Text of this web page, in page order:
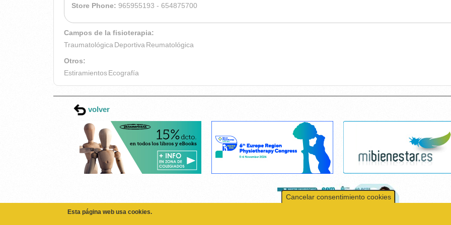
Store Phone: 965955193 - 654875700
Campos de la fisioterapia:
Traumatológica Deportiva Reumatológica
Otros:
EstiramientosEcografía
volver